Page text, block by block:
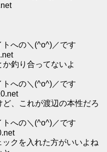
への＼(^o^)／です
釣り合ってないよ
への＼(^o^)／です
、これが渡辺の本性だろ
への＼(^o^)／です
クを入れた方がいいよね